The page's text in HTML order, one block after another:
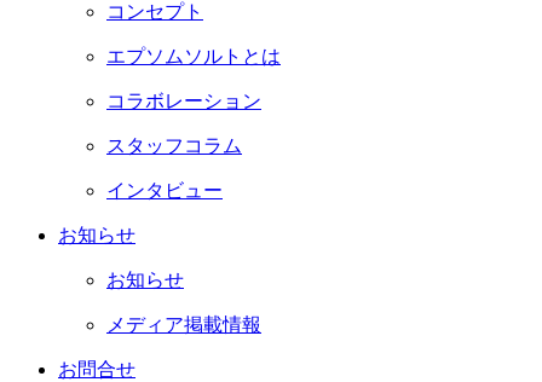
コンセプト
エプソムソルトとは
コラボレーション
スタッフコラム
インタビュー
お知らせ
お知らせ
メディア掲載情報
お問合せ